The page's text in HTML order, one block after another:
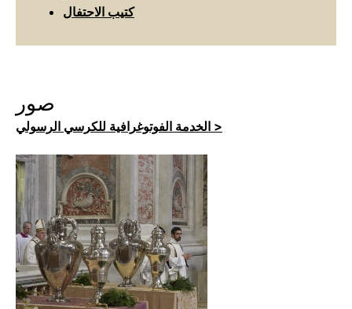
كتيب الاحتفال
صور
الخدمة الفوتوغرافية للكرسي الرسولي >